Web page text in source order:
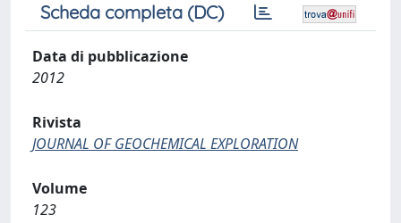
Scheda completa (DC)
Data di pubblicazione
2012
Rivista
JOURNAL OF GEOCHEMICAL EXPLORATION
Volume
123